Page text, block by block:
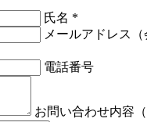
氏名 *
メールアドレス
電話番号
お問い合わせ内容（